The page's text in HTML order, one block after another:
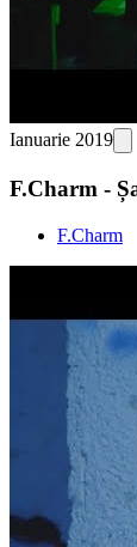
Ianuarie 2019
F.Charm -
F.Charm